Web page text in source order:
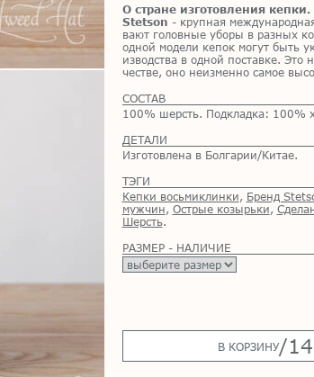
О стране изготовления кепки.
Stetson - круп­ная
ва­ют го­лов­ные убо­ры в раз­ных
од­ной мо­де­ли ке­пок мо­гут быть
из­вод­ства в од­ной по­став­ке. Это
че­стве, оно неиз­мен­но са­мое
СОСТАВ
100% шерсть. Подкладка: 100%
ДЕТАЛИ
Изготовлена в Болгарии/Китае.
ТЭГИ
Кепки восьмиклинки, Бренд
мужчин, Острые козырьки,
Шерсть.
РАЗМЕР - НАЛИЧИЕ
В КОРЗИНУ/